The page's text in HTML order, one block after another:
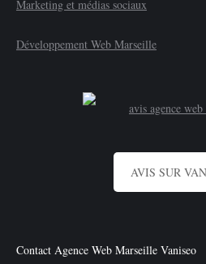
Marketing et médias sociaux
Développement Web Marseille
AVIS SUR
Contact Agence Web Marseille Vaniseo